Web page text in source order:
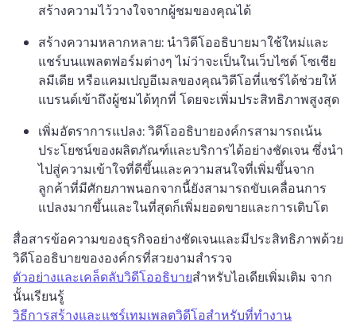
สร้างความไว้วางใจจากผู้ชมของคุณได้
สร้างความหลากหลาย: นำวิดีโออธิบายมาใช้ใหม่และ
แชร์บนแพลตฟอร์มต่างๆ ไม่ว่าจะเป็นในเว็บไซต์ โซเชีย
ลมีเดีย หรือแคมเปญอีเมลของคุณวิดีโอที่แชร์ได้ช่วยให้
แบรนด์เข้าถึงผู้ชมได้ทุกที่ โดยจะเพิ่มประสิทธิภาพสูงสุด
เพิ่มอัตราการแปลง: วิดีโออธิบายองค์กรสามารถเน้น
ประโยชน์ของผลิตภัณฑ์และบริการได้อย่างชัดเจน ซึ่งนำ
ไปสู่ความเข้าใจที่ดีขึ้นและความสนใจที่เพิ่มขึ้นจาก
ลูกค้าที่มีศักยภาพนอกจากนี้ยังสามารถขับเคลื่อนการ
แปลงมากขึ้นและในที่สุดก็เพิ่มยอดขายและการเติบโต
สื่อสารข้อความของธุรกิจอย่างชัดเจนและมีประสิทธิภาพด้วย
วิดีโออธิบายขององค์กรที่สวยงามสำรวจ
ตัวอย่างและเคล็ดลับวิดีโออธิบายสำหรับไอเดียเพิ่มเติม จาก
นั้นเรียนรู้
วิธีการสร้างและแชร์เทมเพลตวิดีโอสำหรับที่ทำงาน